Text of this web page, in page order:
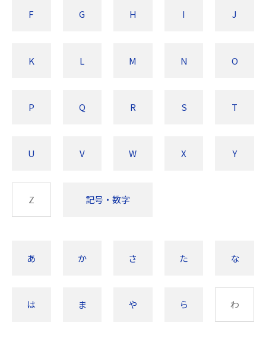
F G H I J
K L M N O
P Q R S T
U V W X Y
Z 記号・数字
あ か さ た な
は ま や ら わ